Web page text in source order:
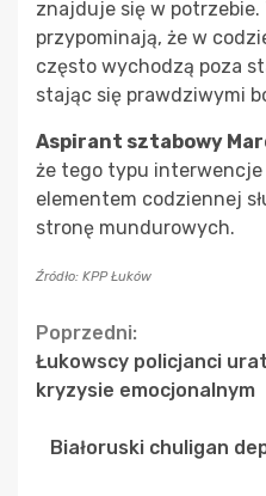
znajduje się w potrzebie.
przypominają, że w
często wychodzą poza
stając się prawdziwymi
Aspirant sztabowy
że tego typu
elementem codziennej
stronę mundurowych.
Źródło: KPP Łuków
Continue
Reading
Poprzedni:
Łukowscy policjanci
kryzysie emocjonalnym
Białoruski chuligan